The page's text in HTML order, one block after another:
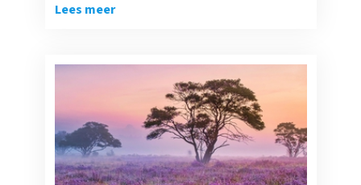
Lees meer